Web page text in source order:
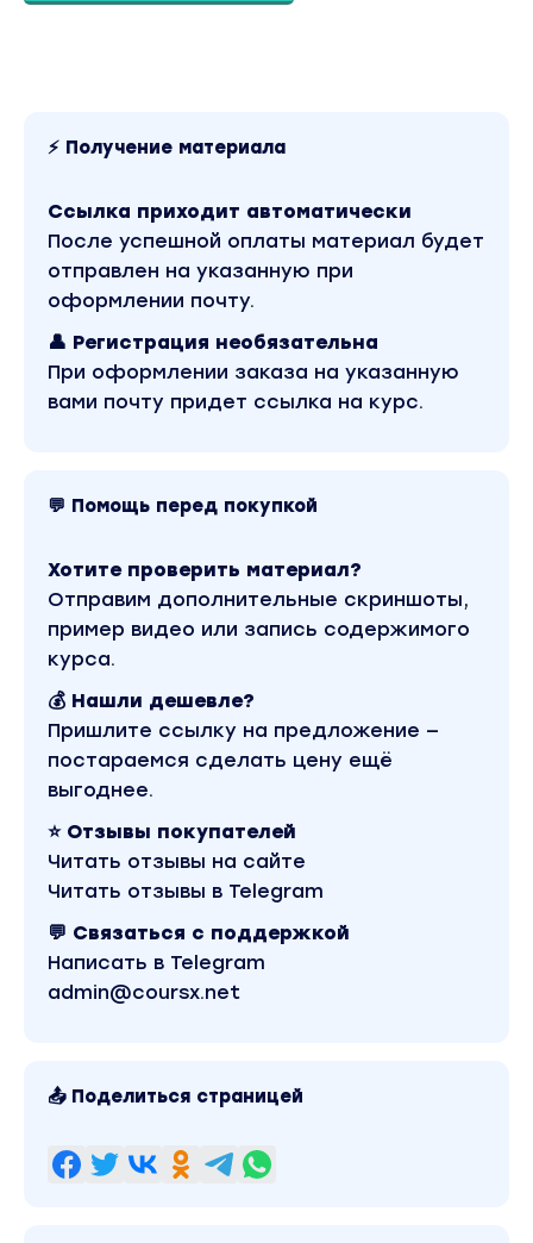
Часто ли ты сталкиваетесь с
и крупными?
У тебя слабая чувствительность и ты не
ощущаешь энергии и знаки от
пространства?
Часто ли ты болеешь и ощущаешь
физическую слабость?
Ощущаешь ли ты, что находишься на низком
Испытываешь ли ты дискомфорт с тем, что
Думаешь ли ты когда нибудь и том, что тебе
гармоничные отношения с людьми?
Если отвечая на вопросы, внутри тебя что
то сказало - да это про меня!
Тебе нужно пройти этот курс, чтобы наконец
пробудиться!
Уникальное событие
Впервые 4 крупнейших проекта развития
личности в России объединились и создали
бесплатную программу по духовному росту
и развитию энергетики!
1. Центр развития личности "Арканум"
Самый крупный в России и СНГ
Более 260 тыс учеников по всему миру
2. Школа астрологии "Лаборатория жизни"
⚡ Получение материала
Ссылка приходит автоматически
После успешной оплаты материал будет
отправлен на указанную при
оформлении почту.
👤 Регистрация необязательна
При оформлении заказа на указанную
вами почту придет ссылка на курс.
💬 Помощь перед покупкой
Хотите проверить материал?
Отправим дополнительные скриншоты,
пример видео или запись содержимого
курса.
💰 Нашли дешевле?
Пришлите ссылку на предложение —
постараемся сделать цену ещё
выгоднее.
⭐ Отзывы покупателей
Читать отзывы на сайте
Читать отзывы в Telegram
💬 Связаться с поддержкой
Написать в Telegram
admin@coursx.net
📤 Поделиться страницей